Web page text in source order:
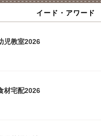
イード・アワード
児教室2026
材宅配2026